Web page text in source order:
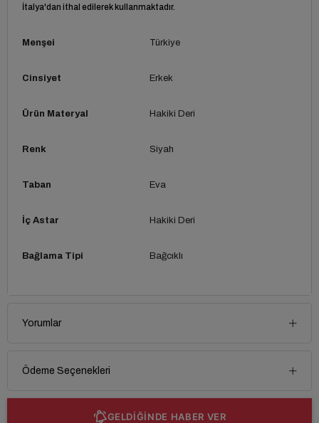
İtalya'dan ithal edilerek kullanmaktadır.
Menşei Türkiye
Cinsiyet Erkek
Ürün Materyal Hakiki Deri
Renk Siyah
Taban Eva
İç Astar Hakiki Deri
Bağlama Tipi Bağcıklı
Yorumlar
Ödeme Seçenekleri
GELDİĞİNDE HABER VER